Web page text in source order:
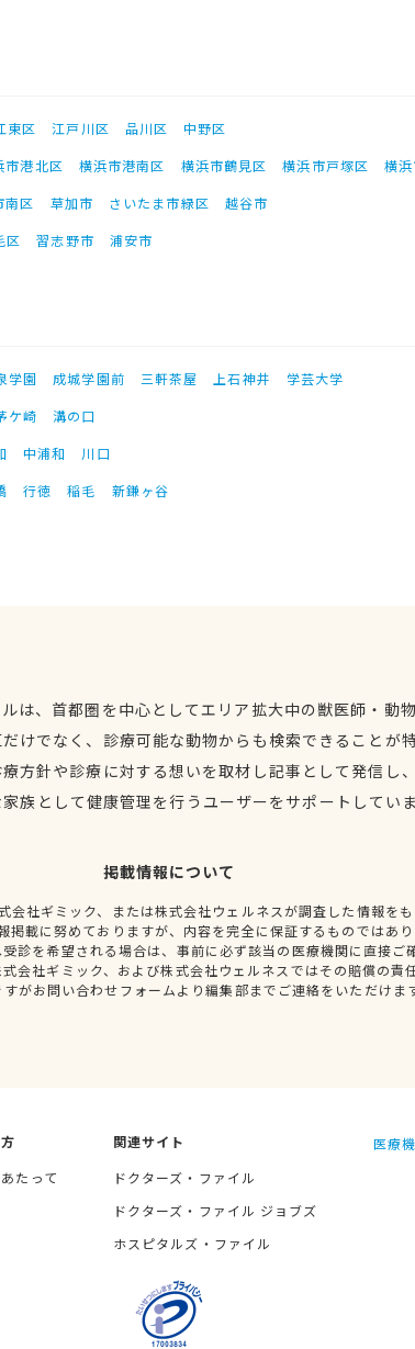
東区 江戸川区 品川区
中野区
市港北区 横浜市港南区 横浜市鶴見区 横浜市戸塚区
横
南区 草加市 さいたま市緑区
越谷市
区 習志野市 浦安市
学園 成城学園前 三軒茶屋 上石神井
学芸大学
ケ崎
溝の口
中浦和
川口
行徳 稲毛 新鎌ヶ谷
は、首都圏を中心としてエリア拡大中の獣医師・動
けでなく、診療可能な動物からも検索できることが
方針や診療に対する想いを取材し記事として発信し
族として健康管理を行うユーザーをサポートしてい
掲載情報について
会社ギミック、または株式会社ウェルネスが調査した情報を
掲載に努めておりますが、内容を完全に保証するものではあ
診を希望される場合は、事前に必ず該当の医療機関に直接ご
会社ギミック、および株式会社ウェルネスではその賠償の責
がお問い合わせフォームより編集部までご連絡をいただけま
たって
関連サイト
ドクターズ・ファイル
ドクターズ・ファイル ジョブズ
ホスピタルズ・ファイル
医療